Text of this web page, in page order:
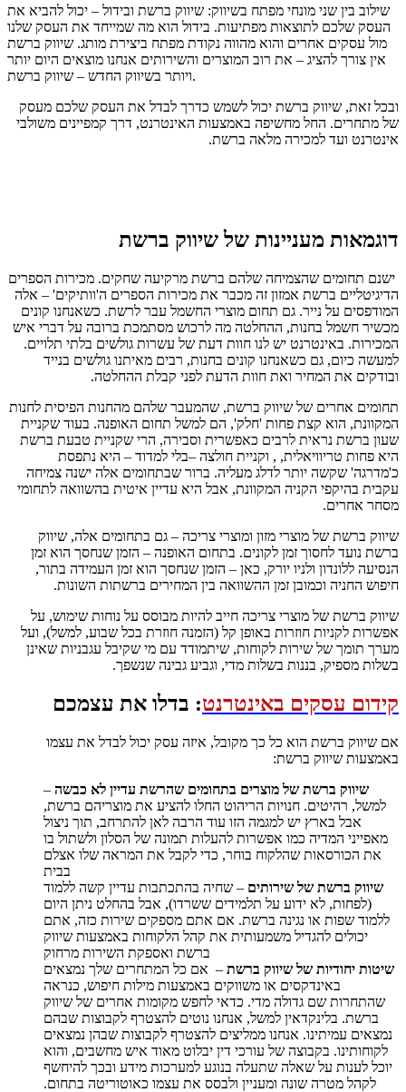
שילוב בין שני מונחי מפתח בשיווק: שיווק ברשת ובידול – יכול להביא את
העסק שלכם לתוצאות מפתיעות. בידול הוא מה שמייחד את העסק שלנו
מול עסקים אחרים והוא מהווה נקודת מפתח ביצירת מותג. שיווק ברשת
אין צורך להציג – את רוב המוצרים והשירותים אנחנו מוצאים היום יותר
ויותר בשיווק החדש – שיווק ברשת.
ובכל זאת, שיווק ברשת יכול לשמש כדרך לבדל את העסק שלכם מעסק
של מתחרים. החל מחשיפה באמצעות האינטרנט, דרך קמפיינים משולבי
אינטרנט ועד למכירה מלאה ברשת.
דוגמאות מעניינות של שיווק ברשת
ישנם תחומים שהצמיחה שלהם ברשת מרקיעה שחקים. מכירות הספרים
הדיגיטליים ברשת אמזון זה מכבר את מכירות הספרים ה'וותיקים' – אלה
המודפסים על נייר. גם תחום מוצרי החשמל עבר לרשת. כשאנחנו קונים
מכשיר חשמל בחנות, ההחלטה מה לרכוש מסתמכת ברובה על דברי איש
המכירות. באינטרנט יש לנו חוות דעת של עשרות גולשים בלתי תלויים.
למעשה כיום, גם כשאנחנו קונים בחנות, רבים מאיתנו גולשים בנייד
ובודקים את המחיר ואת חוות הדעת לפני קבלת ההחלטה.
תחומים אחרים של שיווק ברשת, שהמעבר שלהם מהחנות הפיסית לחנות
המקוונת, הוא קצת פחות 'חלק', הם למשל תחום האופנה. בעוד שקניית
שעון ברשת נראית לרבים כאפשרית וסבירה, הרי שקניית טבעת ברשת
היא פחות טריוויאלית, , וקניית חולצה –בלי למדוד – היא נתפסת
כ'מדרגה' שקשה יותר לדלג מעליה. ברור שבתחומים אלה ישנה צמיחה
עקבית בהיקפי הקניה המקוונת, אבל היא עדיין איטית בהשוואה לתחומי
מסחר אחרים.
שיווק ברשת של מוצרי מזון ומוצרי צריכה – גם בתחומים אלה, שיווק
ברשת נועד לחסוך זמן לקונים. בתחום האופנה – הזמן שנחסך הוא זמן
הנסיעה ללונדון ולניו יורק, כאן – הזמן שנחסך הוא זמן העמידה בתור,
חיפוש החניה וכמובן זמן ההשוואה בין המחירים ברשתות השונות.
שיווק ברשת של מוצרי צריכה חייב להיות מבוסס על נוחות שימוש, על
אפשרות לקניות חוזרות באופן קל (הזמנה חוזרת בכל שבוע, למשל), ועל
מערך תומך של שירות לקוחות, שיתמודד עם מי שקיבל עגבניות שאינן
בשלות מספיק, בננות בשלות מדי, וגביע גבינה שנשפך.
קידום עסקים באינטרנט: בדלו את עצמכם
אם שיווק ברשת הוא כל כך מקובל, איזה עסק יכול לבדל את עצמו
באמצעות שיווק ברשת:
שיווק ברשת של מוצרים בתחומים שהרשת עדיין לא כבשה –
למשל, רהיטים. חנויות הריהוט החלו להציע את מוצריהם ברשת,
אבל בארץ יש למגמה הזו עוד הרבה לאן להתרחב, תוך ניצול
מאפייני המדיה כמו אפשרות להעלות תמונה של הסלון ולשתול בו
את הכורסאות שהלקוח בוחר, כדי לקבל את המראה שלו אצלם
בבית
שיווק ברשת של שירותים – שחיה בהתכתבות עדיין קשה ללמוד
(לפחות, לא ידוע על תלמידים ששרדו), אבל בהחלט ניתן היום
ללמוד שפות או נגינה ברשת. אם אתם מספקים שירות כזה, אתם
יכולים להגדיל משמעותית את קהל הלקוחות באמצעות שיווק
ברשת ואספקת השירות מרחוק
שיטות יחודיות של שיווק ברשת – אם כל המתחרים שלך נמצאים
באינדקסים או משווקים באמצעות מילות חיפוש, כנראה
שהתחרות שם גדולה מדי. כדאי לחפש מקומות אחרים של שיווק
ברשת. בלינקדאין למשל, אנחנו נוטים להצטרף לקבוצות שבהם
נמצאים עמיתינו. אנחנו ממליצים להצטרף לקבוצות שבהן נמצאים
לקוחותינו. בקבוצה של עורכי דין יבלוט מאוד איש מחשבים, והוא
יוכל לענות על שאלה שתעלה בנוגע למערכות מידע ובכך להיחשף
לקהל מטרה שונה ומעניין ולבסס את עצמו כאוטוריטה בתחום.